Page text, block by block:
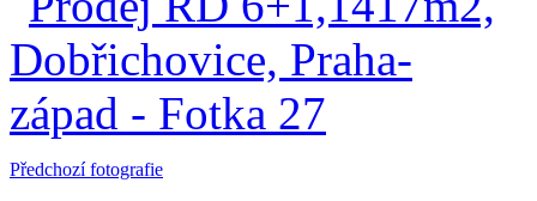
Předchozí fotografie